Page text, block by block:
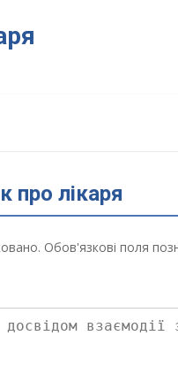
про лікаря
Обов'язкові поля